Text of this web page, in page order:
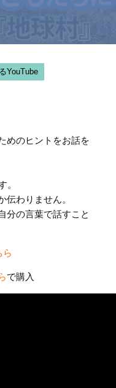
YouTube
めのヒントをお話を
。
伝わりません。
分の言葉で話すこと
ら
で購入